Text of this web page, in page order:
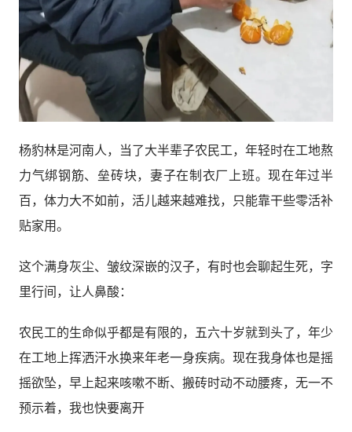
杨豹林是河南人，当了大半辈子农民工，年轻时在工地熬
力气绑钢筋、垒砖块，妻子在制衣厂上班。现在年过半
百，体力大不如前，活儿越来越难找，只能靠干些零活补
贴家用。
这个满身灰尘、皱纹深嵌的汉子，有时也会聊起生死，字
里行间，让人鼻酸：
农民工的生命似乎都是有限的，五六十岁就到头了，年少
在工地上挥洒汗水换来年老一身疾病。现在我身体也是摇
摇欲坠，早上起来咳嗽不断、搬砖时动不动腰疼，无一不
预示着，我也快要离开